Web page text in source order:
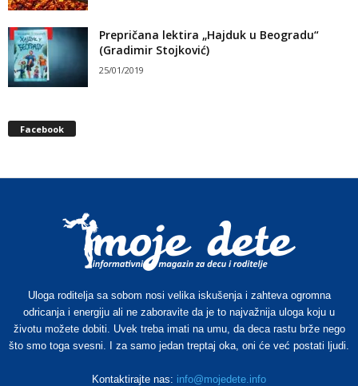
Prepričana lektira „Hajduk u Beogradu“
(Gradimir Stojković)
25/01/2019
Facebook
Uloga roditelja sa sobom nosi velika iskušenja i zahteva ogromna
odricanja i energiju ali ne zaboravite da je to najvažnija uloga koju u
životu možete dobiti. Uvek treba imati na umu, da deca rastu brže nego
što smo toga svesni. I za samo jedan treptaj oka, oni će već postati ljudi.
Kontaktirajte nas: info@mojedete.info